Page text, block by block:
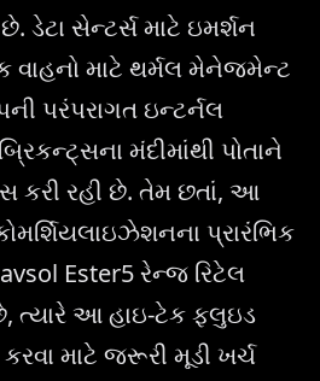
ડેટા સેન્ટર્સ માટે ઇમર્શન
માટે થર્મલ મેનેજમેન્ટ
પરંપરાગત ઇન્ટર્નલ
મંદીમાંથી પોતાને
કરી રહી છે. તેમ છતાં, આ
પ્રારંભિક
Ester5 રેન્જ રિટેલ
ત્યારે આ હાઇ-ટેક ફ્લુઇડ
માટે જરૂરી મૂડી ખર્ચ